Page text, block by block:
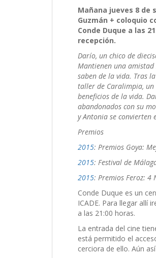
Mañana jueves 8 de
Guzmán + coloquio
Conde Duque a las
recepción.
Darío, un chico de
Mantienen una amistad
saben de la vida. Tras
taller de Caralimpia, un
beneficios de la vida.
abandonados con su
y Antonia se convierten
Premios
2015: Premios Goya:
2015: Festival de
2015: Premios Feroz: 4
Conde Duque es un
ICADE. Para llegar allí
a las 21:00 horas.
La entrada del cine
está permitido el
cerciora de ello. Aún